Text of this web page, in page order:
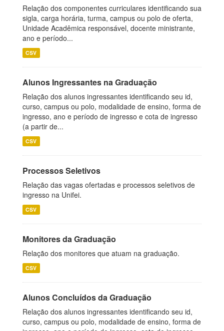
Relação dos componentes curriculares identificando sua
sigla, carga horária, turma, campus ou polo de oferta,
Unidade Acadêmica responsável, docente ministrante,
ano e período...
CSV
Alunos Ingressantes na Graduação
Relação dos alunos ingressantes identificando seu id,
curso, campus ou polo, modalidade de ensino, forma de
ingresso, ano e período de ingresso e cota de ingresso
(a partir de...
CSV
Processos Seletivos
Relação das vagas ofertadas e processos seletivos de
ingresso na Unifei.
CSV
Monitores da Graduação
Relação dos monitores que atuam na graduação.
CSV
Alunos Concluídos da Graduação
Relação dos alunos ingressantes identificando seu id,
curso, campus ou polo, modalidade de ensino, forma de